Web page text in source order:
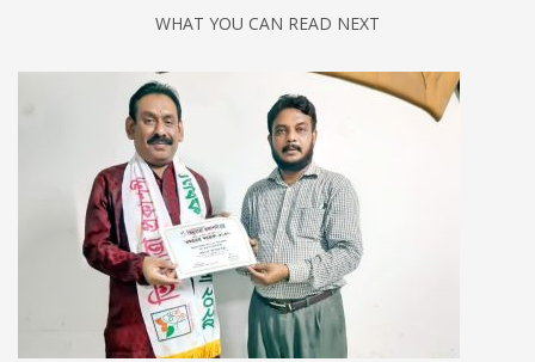
WHAT YOU CAN READ NEXT